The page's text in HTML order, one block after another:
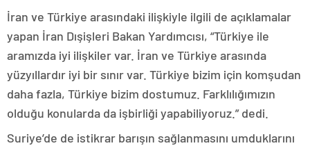
İran ve Türkiye arasındaki ilişkiyle ilgili de açıklamalar
yapan İran Dışişleri Bakan Yardımcısı, “Türkiye ile
aramızda iyi ilişkiler var. İran ve Türkiye arasında
yüzyıllardır iyi bir sınır var. Türkiye bizim için komşudan
daha fazla, Türkiye bizim dostumuz. Farklılığımızın
olduğu konularda da işbirliği yapabiliyoruz.” dedi.
Suriye’de de istikrar barışın sağlanmasını umduklarını